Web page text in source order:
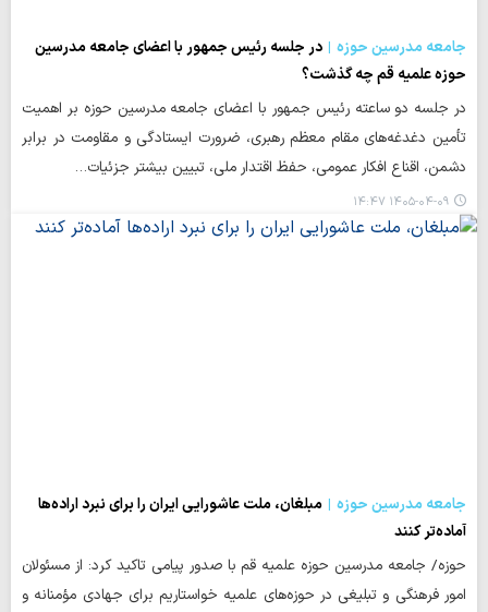
جامعه مدرسین حوزه
در جلسه رئیس جمهور با اعضای جامعه مدرسین
حوزه علمیه قم چه گذشت؟
در جلسه دو ساعته رئیس جمهور با اعضای جامعه مدرسین حوزه بر اهمیت
تأمین دغدغه‌های مقام معظم رهبری، ضرورت ایستادگی و مقاومت در برابر
دشمن، اقناع افکار عمومی، حفظ اقتدار ملی، تبیین بیشتر جزئیات…
۱۴۰۵-۰۴-۰۹ ۱۴:۴۷
جامعه مدرسین حوزه
مبلغان، ملت عاشورایی ایران را برای نبرد اراده‌ها
آماده‌تر کنند
حوزه/ جامعه مدرسین حوزه علمیه قم با صدور پیامی تاکید کرد: از مسئولان
امور فرهنگی و تبلیغی در حوزه‌های علمیه خواستاریم برای جهادی مؤمنانه و